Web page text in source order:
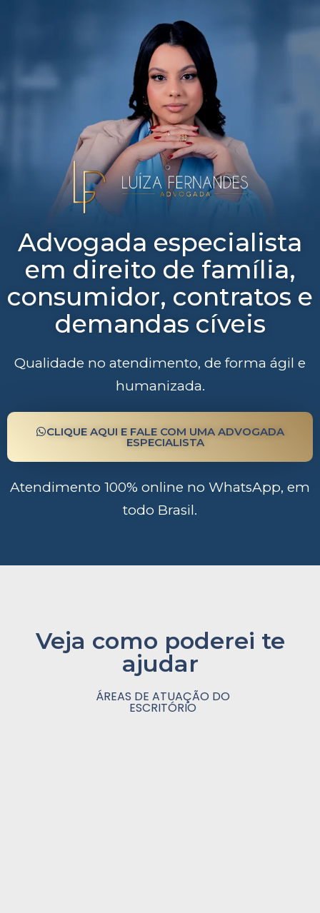
Advogada especialista
em direito de família,
consumidor, contratos e
demandas cíveis
Qualidade no atendimento, de forma ágil e
humanizada.
CLIQUE AQUI E FALE COM UMA ADVOGADA
ESPECIALISTA
Atendimento 100% online no WhatsApp, em
todo Brasil.
Veja como poderei te
ajudar
ÁREAS DE ATUAÇÃO DO
ESCRITÓRIO